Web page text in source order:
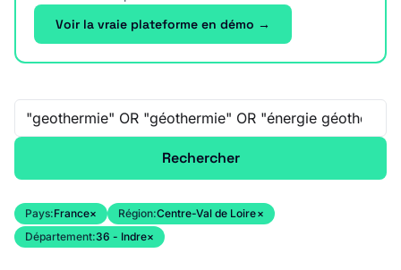
Voir la vraie plateforme en démo →
Recherche libre
Rechercher
Pays:France× Région:Centre-Val de Loire×
Département:36 - Indre×